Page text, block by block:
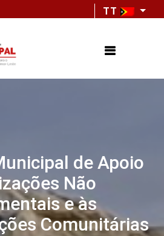
TT
de Apoio
Não
e às
Comunitárias